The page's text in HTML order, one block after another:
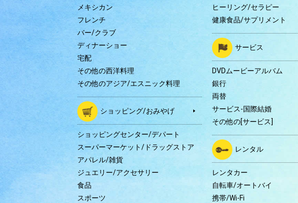
メキシカン
フレンチ
バー/クラブ
ディナーショー
宅配
その他の西洋料理
その他のアジア/エスニック料理
ショッピング/おみやげ
ショッピングセンター/デパート
スーパーマーケット/ドラッグストア
アパレル/雑貨
ジュエリー/アクセサリー
食品
スポーツ
ヒーリング/セラピー
健康食品/サプリメント
サービス
DVDムービーアルバム
銀行
両替
サービス-国際結婚
その他の[サービス]
レンタル
レンタカー
自転車/オートバイ
携帯/Wi-Fi